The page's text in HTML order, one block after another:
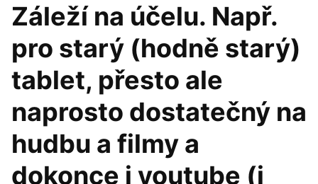
Záleží na účelu. Např.
pro starý (hodně starý)
tablet, přesto ale
naprosto dostatečný na
hudbu a filmy a
dokonce i youtube (i